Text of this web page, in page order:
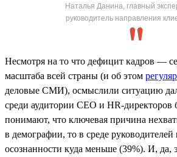
Наталья Данина, главный
руководитель направления
Несмотря на то что дефицит кадров —
масштаба всей страны (и об этом
деловые СМИ), осмыслили ситуацию
среди аудитории СЕО и HR-
понимают, что ключевая причина
в демографии, то в среде руководителей
осознанности куда меньше (39%). И, да,